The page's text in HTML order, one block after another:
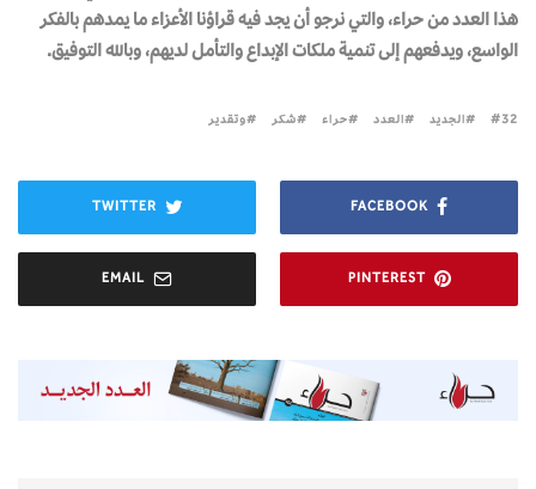
هذا العدد من حراء، والتي نرجو أن يجد فيه قراؤنا الأعزاء ما يمدهم بالفكر
الواسع، ويدفعهم إلى تنمية ملكات الإبداع والتأمل لديهم، وبالله التوفيق.
32 الجديد العدد حراء شكر وتقدير
FACEBOOK
TWITTER
PINTEREST
EMAIL